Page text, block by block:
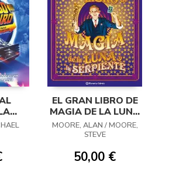
EL GRAN LIBRO DE
MAGIA DE LA LUNA
Y LA SERPIENTE
MOORE, ALAN / MOORE,
STEVE
50,00 €